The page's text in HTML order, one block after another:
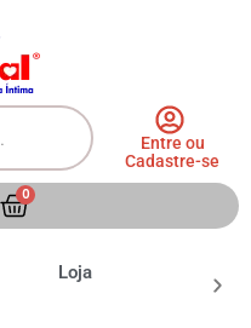
Entre ou
Cadastre-se
0
Loja